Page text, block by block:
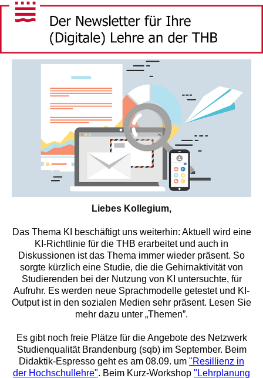
Liebes Kollegium,
Das Thema KI beschäftigt uns weiterhin: Aktuell wird eine
KI-Richtlinie für die THB erarbeitet und auch in
Diskussionen ist das Thema immer wieder präsent. So
sorgte kürzlich eine Studie, die die Gehirnaktivität von
Studierenden bei der Nutzung von KI untersuchte, für
Aufruhr. Es werden neue Sprachmodelle getestet und KI-
Output ist in den sozialen Medien sehr präsent. Lesen Sie
mehr dazu unter „Themen”.
Es gibt noch freie Plätze für die Angebote des Netzwerk
Studienqualität Brandenburg (sqb) im September. Beim
Didaktik-Espresso geht es am 08.09. um "Resillienz in
der Hochschullehre". Beim Kurz-Workshop "Lehrplanung